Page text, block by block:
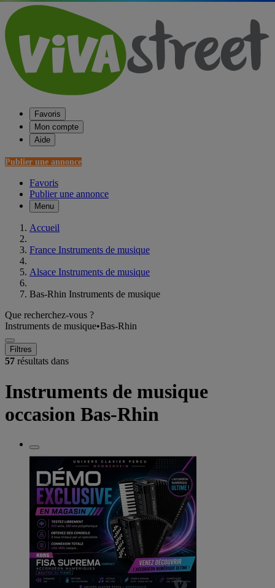
Favoris
Mon compte
Aide
Publier une annonce
Favoris
Publier une annonce
Menu
Accueil
France Instruments de musique
Alsace Instruments de musique
Bas-Rhin Instruments de musique
Que recherchez-vous ?
Instruments de musique•Bas-Rhin
Filtres
57 résultats dans
Instruments de musique
occasion Bas-Rhin